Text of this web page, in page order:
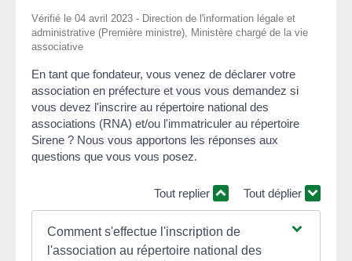
Vérifié le 04 avril 2023 - Direction de l'information légale et
administrative (Première ministre), Ministère chargé de la vie
associative
En tant que fondateur, vous venez de déclarer votre
association en préfecture et vous vous demandez si
vous devez l'inscrire au répertoire national des
associations (RNA) et/ou l'immatriculer au répertoire
Sirene ? Nous vous apportons les réponses aux
questions que vous vous posez.
Tout replier Tout déplier
Comment s'effectue l'inscription de
l'association au répertoire national des